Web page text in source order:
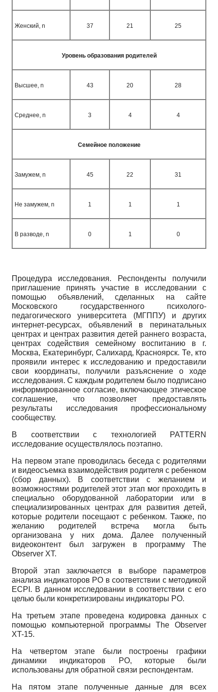
Женский, n 37 21 25
Уровень образования родителей
Высшее, n 43 20 28
Среднее, n 3 4 4
Семейное положение
Замужем, n 45 22 31
Не замужем, n 1 1 1
В разводе, n 0 1 0
Процедура исследования. Респонденты получили
приглашение принять участие в исследовании с
помощью объявлений, сделанных на сайте
Московского государственного психолого-
педагогического университета (МГППУ) и других
интернет-ресурсах, объявлений в перинатальных
центрах и центрах развития детей раннего возраста,
центрах содействия семейному воспитанию в г.
Москва, Екатеринбург, Салихард, Красноярск. Те, кто
проявили интерес к исследованию и предоставили
свои координаты, получили разъяснение о ходе
исследования. С каждым родителем было подписано
информированное согласие, включающее этическое
соглашение, что позволяет предоставлять
результаты исследования профессиональному
сообществу.
В соответствии с технологией
PATTERN
исследование осуществлялось поэтапно.
На первом этапе проводилась беседа с родителями
и видеосъемка взаимодействия родителя с ребенком
(сбор данных). В соответствии с желанием и
возможностями родителей этот этап мог проходить в
специально оборудованной лаборатории или в
специализированных центрах для развития детей,
которые родители посещают с ребенком. Также, по
желанию родителей встреча могла быть
организована у них дома. Далее полученный
видеоконтент был загружен в программу The
Observer XT.
Второй этап заключается в выборе параметров
анализа индикаторов РО в соответствии с методикой
ECPI. В данном исследовании в соответствии с его
целью были конкретизированы индикаторы РО.
На третьем этапе проведена кодировка данных с
помощью компьютерной программыThe Observer
XT-15.
На четвертом этапе были построены графики
динамики индикаторов РО, которые были
использованы для обратной связи респондентам.
На пятом этапе полученные данные для всех